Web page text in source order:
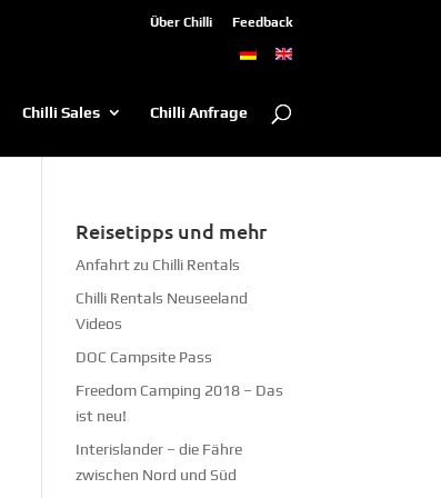
Über Chilli Feedback
Chilli Sales Chilli Anfrage
Reisetipps und mehr
Anfahrt zu Chilli Rentals
Chilli Rentals Neuseeland
Videos
DOC Campsite Pass
Freedom Camping 2018 – Das
ist neu!
Interislander – die Fähre
zwischen Nord und Süd